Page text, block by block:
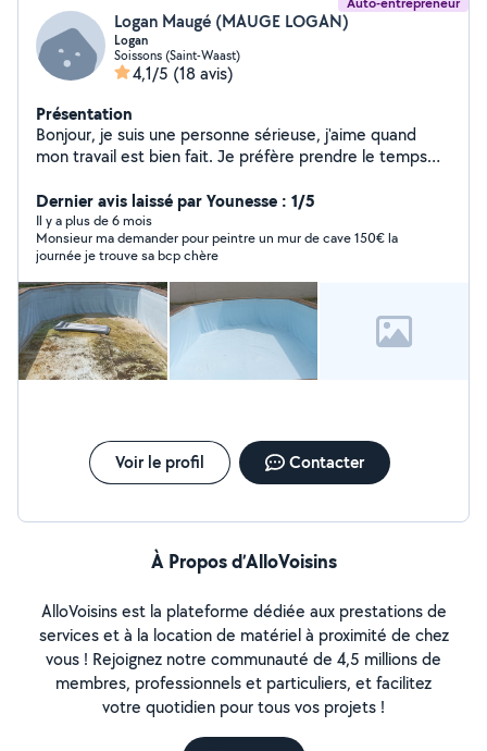
Logan Maugé (MAUGE LOGAN)
Logan
Soissons (Saint-Waast)
4,1/5 (18 avis)
Présentation
Bonjour, je suis une personne sérieuse, j'aime quand
mon travail est bien fait. Je préfère prendre le temps
pas mal de chose , en revanche, si je ne sais pas faire la
mission demandée. Je ne m'engage pas a le faire afin de
ne pas décevoir le client.
Dernier avis laissé par Younesse : 1/5
Il y a plus de 6 mois
Monsieur ma demander pour peintre un mur de cave 150€ la
journée je trouve sa bcp chère
Voir le profil Contacter
À Propos d’AlloVoisins
AlloVoisins est la plateforme dédiée aux prestations de
services et à la location de matériel à proximité de chez
vous ! Rejoignez notre communauté de 4,5 millions de
membres, professionnels et particuliers, et facilitez
votre quotidien pour tous vos projets !